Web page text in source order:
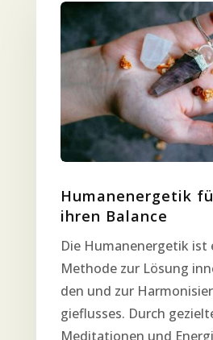
Huma­nen­erge­tik
ihren Balance
Die Huma­nen­erge­tik ist
Metho­de zur Lösung
den und zur
gie­flus­ses. Durch
Medi­ta­tio­nen und